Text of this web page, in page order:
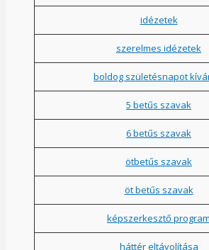
idézetek
szerelmes idézetek
boldog születésnapot
5 betűs szavak
6 betűs szavak
ötbetűs szavak
öt betűs szavak
képszerkesztő program
háttér eltávolítása